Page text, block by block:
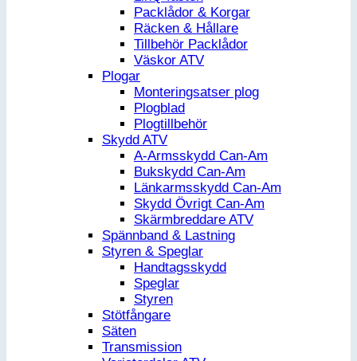
Packlådor & Korgar
Räcken & Hållare
Tillbehör Packlådor
Väskor ATV
Plogar
Monteringsatser plog
Plogblad
Plogtillbehör
Skydd ATV
A-Armsskydd Can-Am
Bukskydd Can-Am
Länkarmsskydd Can-Am
Skydd Övrigt Can-Am
Skärmbreddare ATV
Spännband & Lastning
Styren & Speglar
Handtagsskydd
Speglar
Styren
Stötfångare
Säten
Transmission